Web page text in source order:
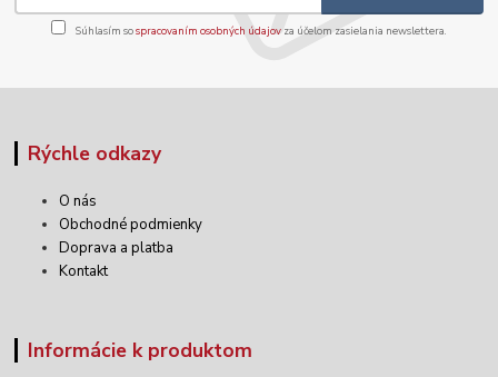
Súhlasím sospracovaním osobných údajov za účelom zasielania newslettera.
Rýchle odkazy
O nás
Obchodné podmienky
Doprava a platba
Kontakt
Informácie k produktom